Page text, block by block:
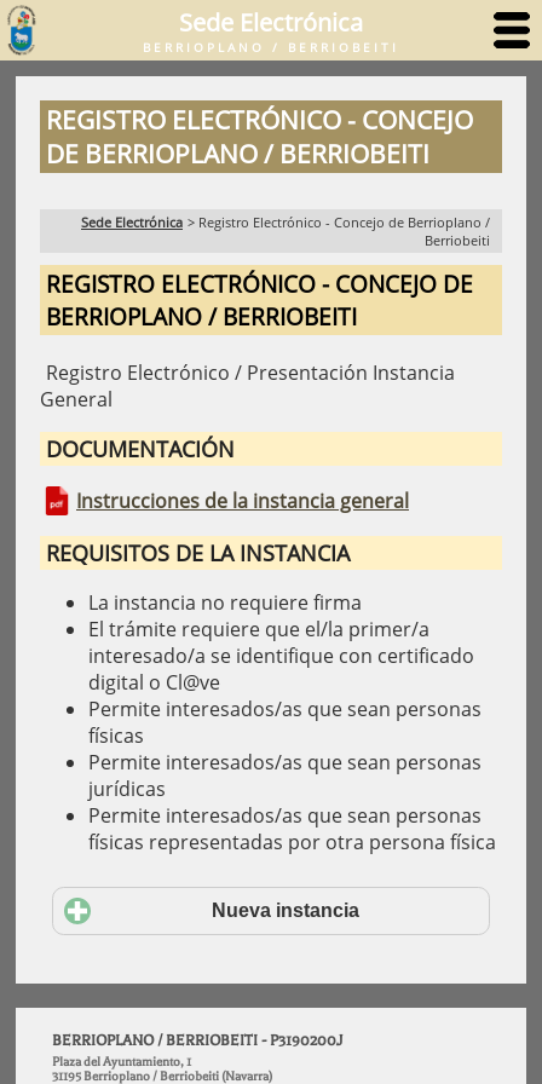
Sede Electrónica
BERRIOPLANO / BERRIOBEITI
REGISTRO ELECTRÓNICO - CONCEJO
DE BERRIOPLANO / BERRIOBEITI
Sede Electrónica > Registro Electrónico - Concejo de Berrioplano /
Berriobeiti
REGISTRO ELECTRÓNICO - CONCEJO DE
BERRIOPLANO / BERRIOBEITI
Registro Electrónico / Presentación Instancia
General
DOCUMENTACIÓN
Instrucciones de la instancia general
REQUISITOS DE LA INSTANCIA
La instancia no requiere firma
El trámite requiere que el/la primer/a
interesado/a se identifique con certificado
digital o Cl@ve
Permite interesados/as que sean personas
físicas
Permite interesados/as que sean personas
jurídicas
Permite interesados/as que sean personas
físicas representadas por otra persona física
Nueva instancia
BERRIOPLANO / BERRIOBEITI - P3190200J
Plaza del Ayuntamiento, 1
31195 Berrioplano / Berriobeiti (Navarra)